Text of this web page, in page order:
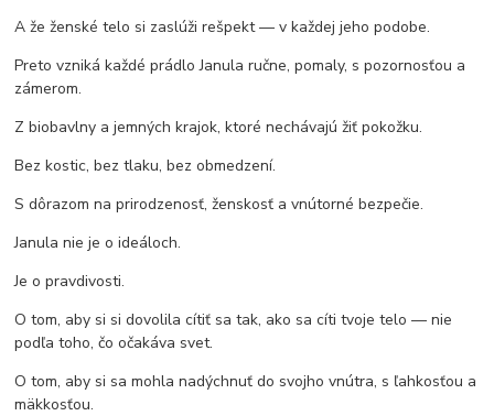
A že ženské telo si zaslúži rešpekt — v každej jeho podobe.
Preto vzniká každé prádlo Janula ručne, pomaly, s pozornosťou a
zámerom.
Z biobavlny a jemných krajok, ktoré nechávajú žiť pokožku.
Bez kostic, bez tlaku, bez obmedzení.
S dôrazom na prirodzenosť, ženskosť a vnútorné bezpečie.
Janula nie je o ideáloch.
Je o pravdivosti.
O tom, aby si si dovolila cítiť sa tak, ako sa cíti tvoje telo — nie
podľa toho, čo očakáva svet.
O tom, aby si sa mohla nadýchnuť do svojho vnútra, s ľahkosťou a
mäkkosťou.